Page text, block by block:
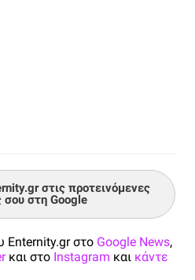
στις προτεινόμενες
σου στη Google
Enternity.gr στο Google News,
και στο Instagram και κάντε